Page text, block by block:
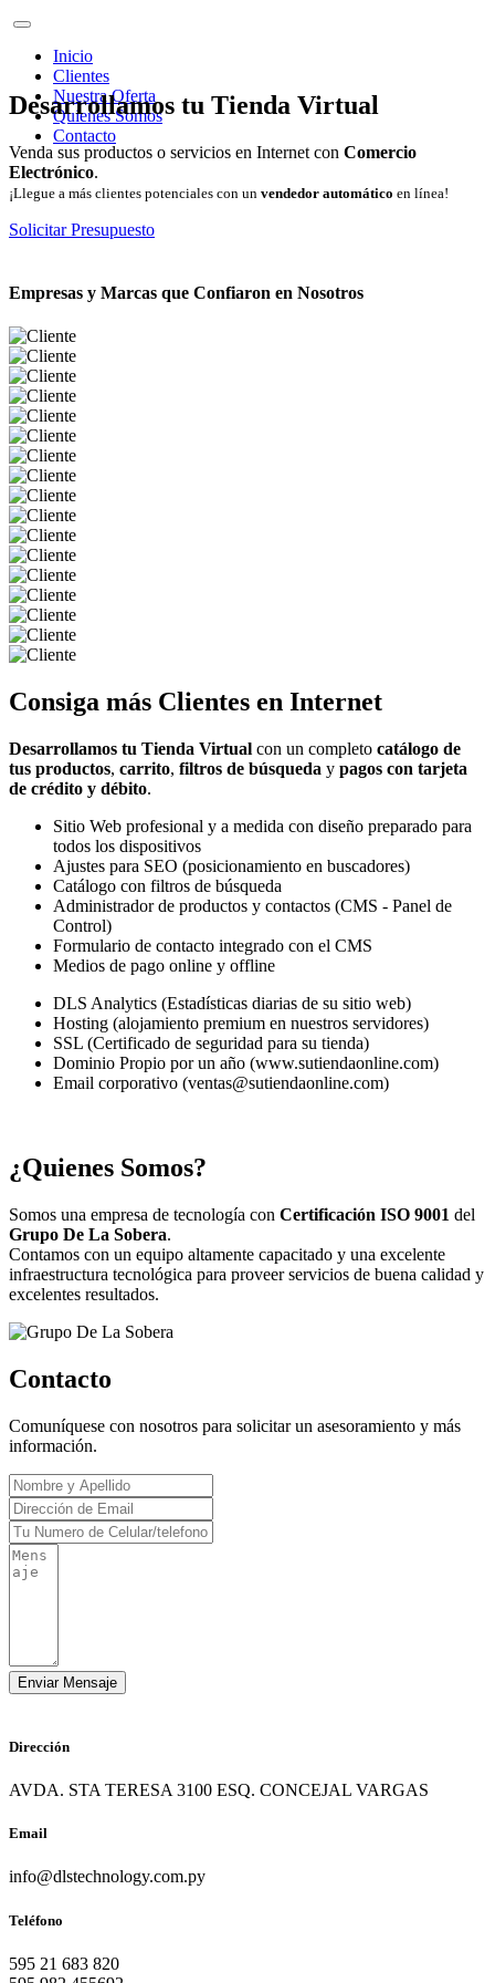
Inicio
Clientes
Nuestra Oferta
Quienes Somos
Contacto
Desarrollamos tu Tienda Virtual
Venda sus productos o servicios en Internet con Comercio
Electrónico.
¡Llegue a más clientes potenciales con un vendedor automático en línea!
Solicitar Presupuesto
Empresas y Marcas que Confiaron en Nosotros
Consiga más Clientes en Internet
Desarrollamos tu Tienda Virtual con un completo catálogo de
tus productos, carrito, filtros de búsqueda y pagos con tarjeta
de crédito y débito.
Sitio Web profesional y a medida con diseño preparado para
todos los dispositivos
Ajustes para SEO (posicionamiento en buscadores)
Catálogo con filtros de búsqueda
Administrador de productos y contactos (CMS - Panel de
Control)
Formulario de contacto integrado con el CMS
Medios de pago online y offline
DLS Analytics (Estadísticas diarias de su sitio web)
Hosting (alojamiento premium en nuestros servidores)
SSL (Certificado de seguridad para su tienda)
Dominio Propio por un año (www.sutiendaonline.com)
Email corporativo (ventas@sutiendaonline.com)
¿Quienes Somos?
Somos una empresa de tecnología con Certificación ISO 9001 del
Grupo De La Sobera.
Contamos con un equipo altamente capacitado y una excelente
infraestructura tecnológica para proveer servicios de buena calidad y
excelentes resultados.
Contacto
Comuníquese con nosotros para solicitar un asesoramiento y más
información.
Dirección
AVDA. STA TERESA 3100 ESQ. CONCEJAL VARGAS
Email
info@dlstechnology.com.py
Teléfono
595 21 683 820